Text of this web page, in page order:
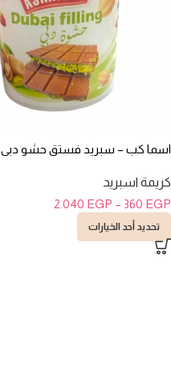
اسما كب – سبريد فستق حشو دبى 1 كيلو
كريمة اسبريد
360 EGP
–
2.040 EGP
تحديد أحد الخيارات